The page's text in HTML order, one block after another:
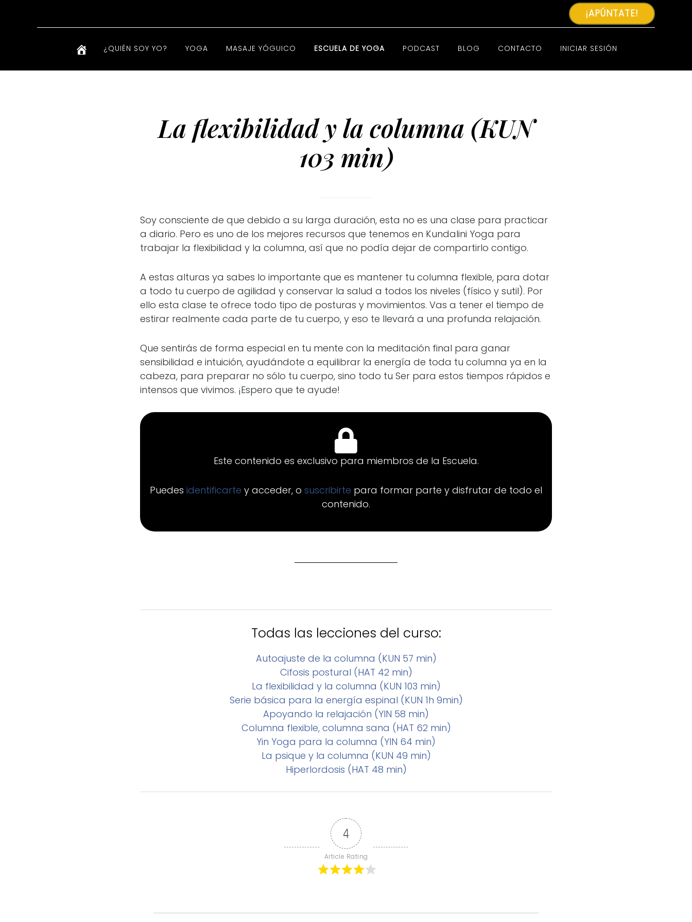
¡APÚNTATE!
¿QUIÉN SOY YO? YOGA MASAJE YÓGUICO ESCUELA DE YOGA PODCAST BLOG CONTACTO INICIAR SESIÓN
La flexibilidad y la columna (KUN
103 min)
Soy consciente de que debido a su larga duración, esta no es una clase para practicar
a diario. Pero es uno de los mejores recursos que tenemos en Kundalini Yoga para
trabajar la flexibilidad y la columna, así que no podía dejar de compartirlo contigo.
A estas alturas ya sabes lo importante que es mantener tu columna flexible, para dotar
a todo tu cuerpo de agilidad y conservar la salud a todos los niveles (físico y sutil). Por
ello esta clase te ofrece todo tipo de posturas y movimientos. Vas a tener el tiempo de
estirar realmente cada parte de tu cuerpo, y eso te llevará a una profunda relajación.
Que sentirás de forma especial en tu mente con la meditación final para ganar
sensibilidad e intuición, ayudándote a equilibrar la energía de toda tu columna ya en la
cabeza, para preparar no sólo tu cuerpo, sino todo tu Ser para estos tiempos rápidos e
intensos que vivimos. ¡Espero que te ayude!
Este contenido es exclusivo para miembros de la Escuela.
Puedes identificarte y acceder, o suscribirte para formar parte y disfrutar de todo el
contenido.
Todas las lecciones del curso:
Autoajuste de la columna (KUN 57 min)
Cifosis postural (HAT 42 min)
La flexibilidad y la columna (KUN 103 min)
Serie básica para la energía espinal (KUN 1h 9min)
Apoyando la relajación (YIN 58 min)
Columna flexible, columna sana (HAT 62 min)
Yin Yoga para la columna (YIN 64 min)
La psique y la columna (KUN 49 min)
Hiperlordosis (HAT 48 min)
4
Article Rating